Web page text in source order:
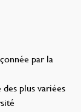
par la
plus variées